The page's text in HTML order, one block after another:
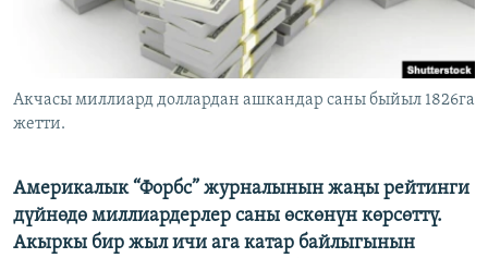
ЭЕ/АРнун бардык сайттары
Акчасы миллиард доллардан ашкандар саны быйыл 1826га
жетти.
Америкалык “Форбс” журналынын жаңы рейтинги
дүйнөдө миллиардерлер саны өскөнүн көрсөттү.
Акыркы бир жыл ичи ага катар байлыгынын